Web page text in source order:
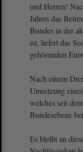
und Herren!
Jahres das
Bundes in der
ist, liefert das
gehörenden
Nach einem
Umsetzung
welches seit
Bundesebene
Es bleibt an